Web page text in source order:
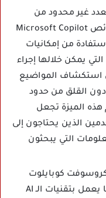
غير محدود من
المرات هي واحدة من أفضل خصائص Microsoft Copilot
من إمكانيات
يمكن خلالها إجراء
استكشاف المواضيع
القلق من حدود
هذه الميزة تجعل
الذين يحتاجون إلى
التي يبحثون
كوبايلوت
Copilot مهكر بيديك مساعدا ذكيا يعمل بتقنيات الـ AI